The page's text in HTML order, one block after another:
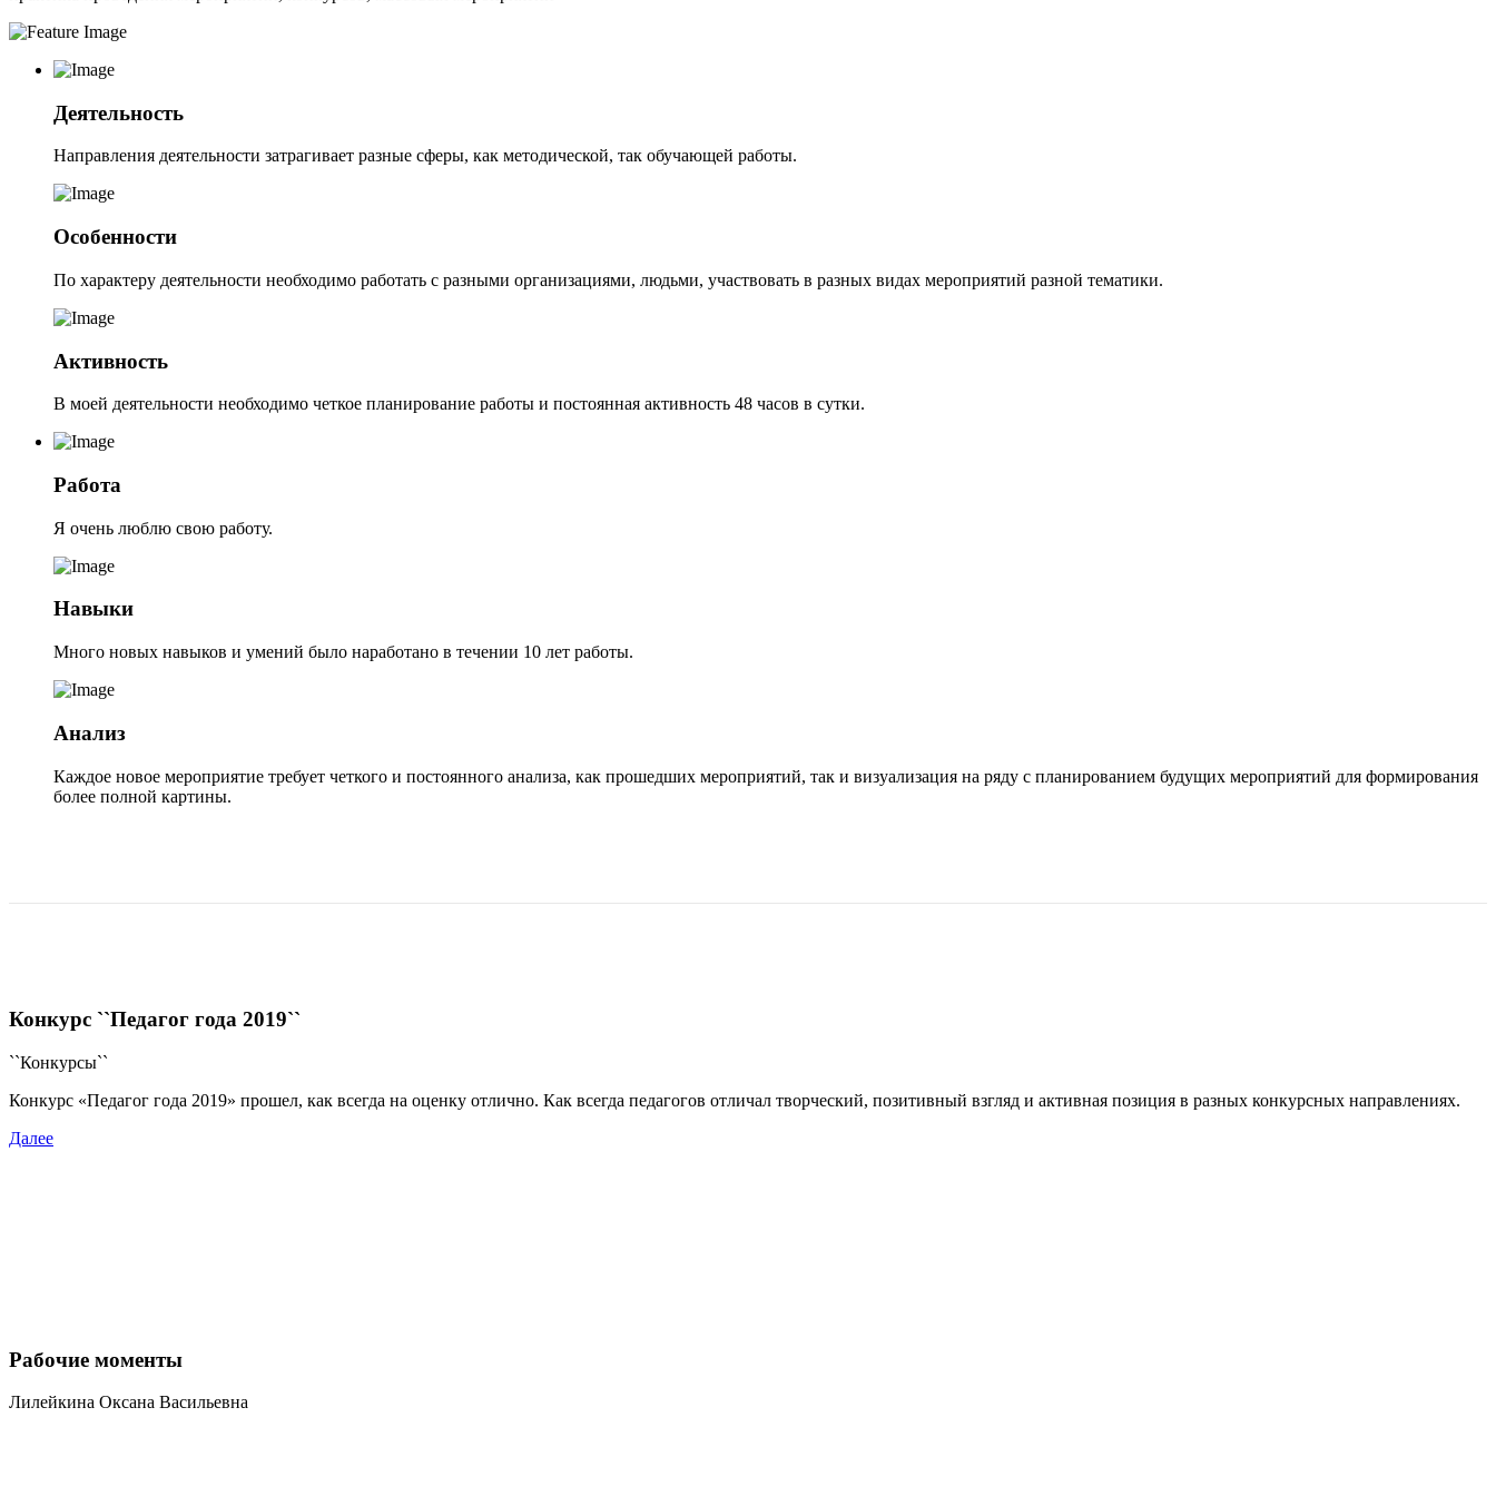
Деятельность
Направления деятельности затрагивает разные сферы, как методической, так обучающей работы.
Особенности
По характеру деятельности необходимо работать с разными организациями, людьми, участвовать в разных видах мероприятий разной тематики.
Активность
В моей деятельности необходимо четкое планирование работы и постоянная активность 48 часов в сутки.
Работа
Я очень люблю свою работу.
Навыки
Много новых навыков и умений было наработано в течении 10 лет работы.
Анализ
Каждое новое мероприятие требует четкого и постоянного анализа, как прошедших мероприятий, так и визуализация на ряду с планированием будущих мероприятий для формирования
более полной картины.
Конкурс ``Педагог года 2019``
``Конкурсы``
Конкурс «Педагог года 2019» прошел, как всегда на оценку отлично. Как всегда педагогов отличал творческий, позитивный взгляд и активная позиция в разных конкурсных направлениях.
Далее
Рабочие моменты
Лилейкина Оксана Васильевна